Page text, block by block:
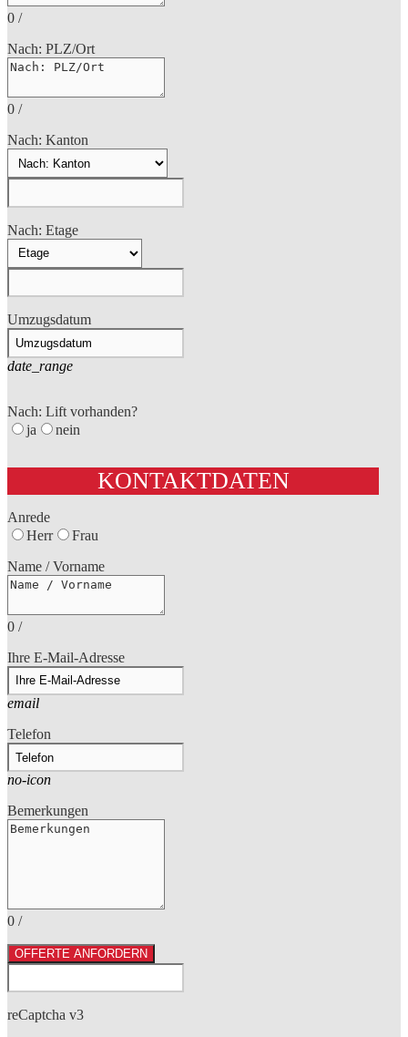
0 /
Nach: PLZ/Ort
0 /
Nach: Kanton
Nach: Etage
Umzugsdatum
date_range
Nach: Lift vorhanden?
ja
nein
KONTAKTDATEN
Anrede
Herr
Frau
Name / Vorname
0 /
Ihre E-Mail-Adresse
email
Telefon
no-icon
Bemerkungen
0 /
OFFERTE ANFORDERN
reCaptcha v3